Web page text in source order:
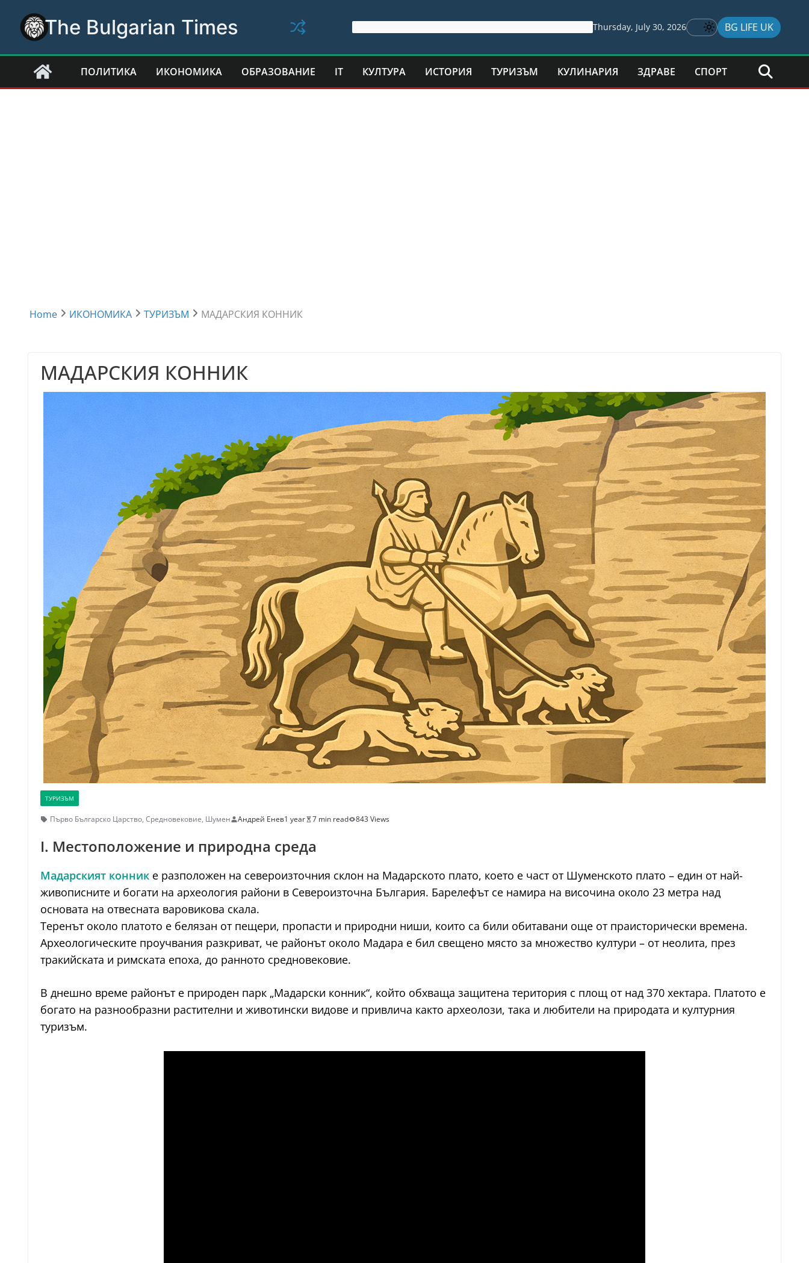
content
The Bulgarian Times Thursday, July 30, 2026 BG LIFE UK
ПОЛИТИКА ИКОНОМИКА ОБРАЗОВАНИЕ IT КУЛТУРА ИСТОРИЯ ТУРИЗЪМ КУЛИНАРИЯ ЗДРАВЕ СПОРТ
Home ИКОНОМИКА ТУРИЗЪМ МАДАРСКИЯ КОННИК
МАДАРСКИЯ КОННИК
ТУРИЗЪМ
Първо Българско Царство, Средновековие, Шумен Андрей Енев1 year 7 min read 843 Views
I. Местоположение и природна среда
Мадарският конник е разположен на североизточния склон на Мадарското плато, което е част от Шуменското плато – един от най-
живописните и богати на археология райони в Североизточна България. Барелефът се намира на височина около 23 метра над
основата на отвесната варовикова скала.
Теренът около платото е белязан от пещери, пропасти и природни ниши, които са били обитавани още от праисторически времена.
Археологическите проучвания разкриват, че районът около Мадара е бил свещено място за множество култури – от неолита, през
тракийската и римската епоха, до ранното средновековие.
В днешно време районът е природен парк „Мадарски конник“, който обхваща защитена територия с площ от над 370 хектара. Платото е
богато на разнообразни растителни и животински видове и привлича както археолози, така и любители на природата и културния
туризъм.